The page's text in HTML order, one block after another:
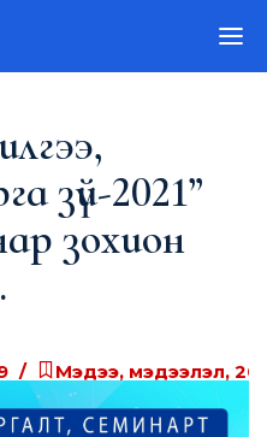
зүй-2021”
зохион
Мэдээ, мэдээлэл,